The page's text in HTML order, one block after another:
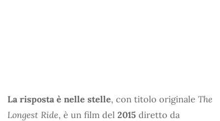
La risposta è nelle stelle, con titolo originale The
Longest Ride, è un film del 2015 diretto da